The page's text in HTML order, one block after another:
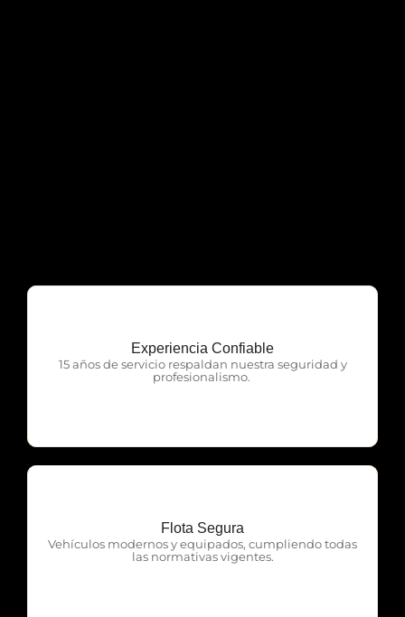
Experiencia Confiable
15 años de servicio respaldan nuestra seguridad y
profesionalismo.
OTP Servicios
Flota Segura
Vehículos modernos y equipados, cumpliendo todas
las normativas vigentes.
OTP Servicios